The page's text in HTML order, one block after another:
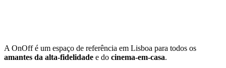
A OnOff é um espaço de referência em Lisboa para todos os
amantes da alta-fidelidade e do cinema-em-casa.